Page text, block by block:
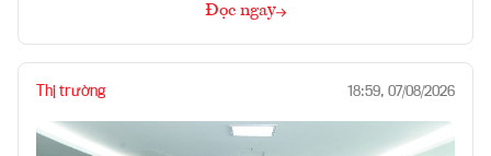
Đọc ngay
Thị trường 18:59, 07/08/2026